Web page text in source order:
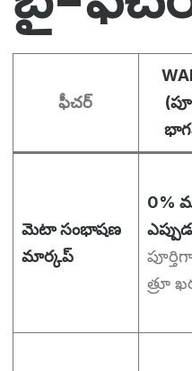
ఫీచర్
మెటా సంభాషణ
మార్కప్
0%
త్రూ